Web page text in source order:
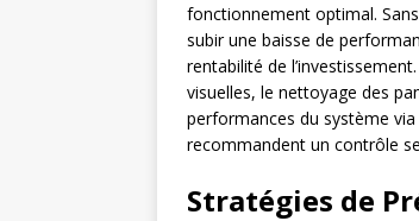
fonctionnement optimal.
subir une baisse de
rentabilité de
visuelles, le nettoyage des
performances du système
recommandent un contrôle
Stratégies de